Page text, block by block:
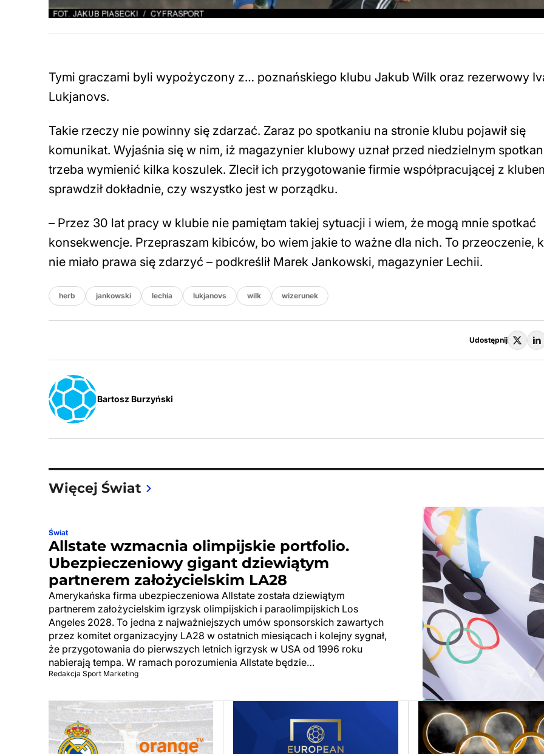
Tymi graczami byli wypożyczony z… poznańskiego klubu Jakub Wilk oraz rezerwowy
Lukjanovs.
Takie rzeczy nie powinny się zdarzać. Zaraz po spotkaniu na stronie klubu pojawił się
komunikat. Wyjaśnia się w nim, iż magazynier klubowy uznał przed niedzielnym
trzeba wymienić kilka koszulek. Zlecił ich przygotowanie firmie współpracującej z
sprawdził dokładnie, czy wszystko jest w porządku.
– Przez 30 lat pracy w klubie nie pamiętam takiej sytuacji i wiem, że mogą mnie spotkać
konsekwencje. Przepraszam kibiców, bo wiem jakie to ważne dla nich. To przeoczenie,
nie miało prawa się zdarzyć – podkreślił Marek Jankowski, magazynier Lechii.
herb jankowski lechia lukjanovs wilk wizerunek
Udostępnij
Bartosz Burzyński
Więcej Świat
Świat
Allstate wzmacnia olimpijskie portfolio.
Ubezpieczeniowy gigant dziewiątym
partnerem założycielskim LA28
Amerykańska firma ubezpieczeniowa Allstate została dziewiątym
partnerem założycielskim igrzysk olimpijskich i paraolimpijskich Los
Angeles 2028. To jedna z najważniejszych umów sponsorskich zawartych
przez komitet organizacyjny LA28 w ostatnich miesiącach i kolejny sygnał,
że przygotowania do pierwszych letnich igrzysk w USA od 1996 roku
nabierają tempa. W ramach porozumienia Allstate będzie…
Redakcja Sport Marketing